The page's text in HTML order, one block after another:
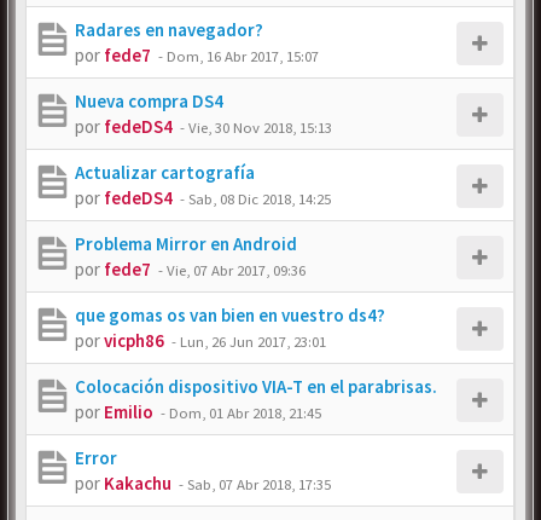
Radares en navegador?
por fede7 - Dom, 16 Abr 2017, 15:07
Nueva compra DS4
por fedeDS4 -Vie, 30 Nov 2018, 15:13
Actualizar cartografía
por fedeDS4 -Sab, 08 Dic 2018, 14:25
Problema Mirror en Android
por fede7 -Vie, 07 Abr 2017, 09:36
que gomas os van bien en vuestro ds4?
porvicph86 - Lun, 26 Jun 2017, 23:01
Colocación dispositivo VIA-T en el parabrisas.
por Emilio - Dom, 01 Abr 2018, 21:45
Error
por Kakachu -Sab, 07 Abr 2018, 17:35